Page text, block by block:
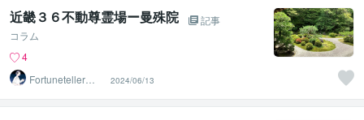
近畿３６不動尊霊場ー曼殊院
記事
コラム
4
Fortuneteller
2024/06/13